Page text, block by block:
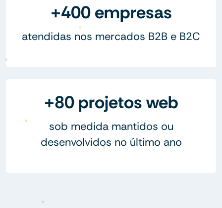
+400 empresas
atendidas nos mercados B2B e B2C
+80 projetos web
sob medida mantidos ou
desenvolvidos no último ano